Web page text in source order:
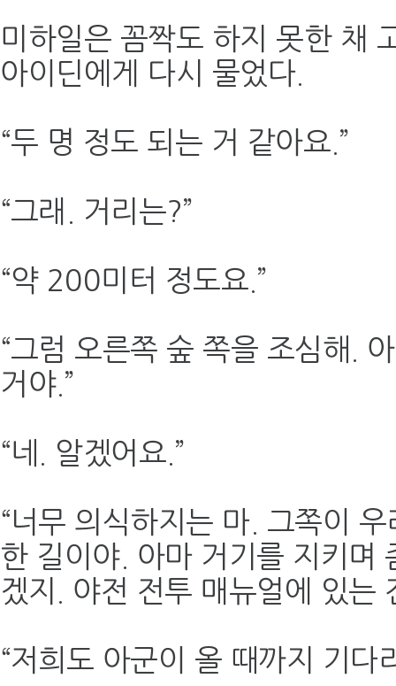
미하일은 꼼짝도 하지 못한 채
아이딘에게 다시 물었다.
“두 명 정도 되는 거 같아요.”
“그래. 거리는?”
“약 200미터 정도요.”
“그럼 오른쪽 숲 쪽을 조심해.
거야.”
“네. 알겠어요.”
“너무 의식하지는 마. 그쪽이
한 길이야. 아마 거기를 지키며
겠지. 야전 전투 매뉴얼에 있는
“저희도 아군이 올 때까지 기다